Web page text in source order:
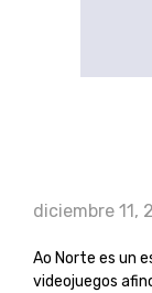
diciembre 11,
Ao Norte es un
videojuegos